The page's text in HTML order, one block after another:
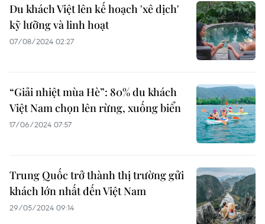
Du khách Việt lên kế hoạch 'xê dịch'
kỹ lưỡng và linh hoạt
07/08/2024 02:27
“Giải nhiệt mùa Hè”: 80% du khách
Việt Nam chọn lên rừng, xuống biển
17/06/2024 07:57
Trung Quốc trở thành thị trường gửi
khách lớn nhất đến Việt Nam
29/05/2024 09:14